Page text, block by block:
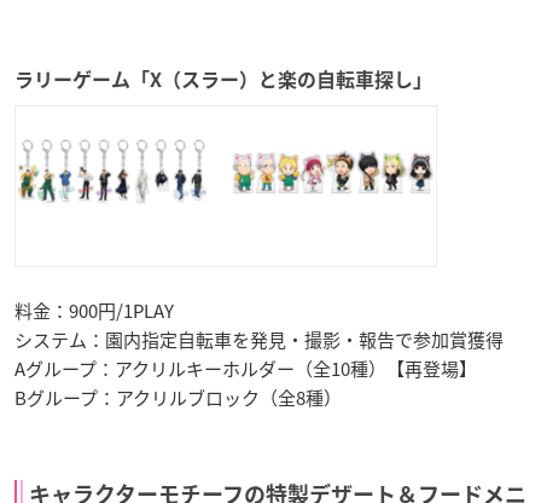
ラリーゲーム「X（スラー）と楽の自転車探し」
料金：900円/1PLAY
システム：園内指定自転車を発見・撮影・報告で参加賞獲得
Aグループ：アクリルキーホルダー（全10種）【再登場】
Bグループ：アクリルブロック（全8種）
キャラクターモチーフの特製デザート＆フードメニ